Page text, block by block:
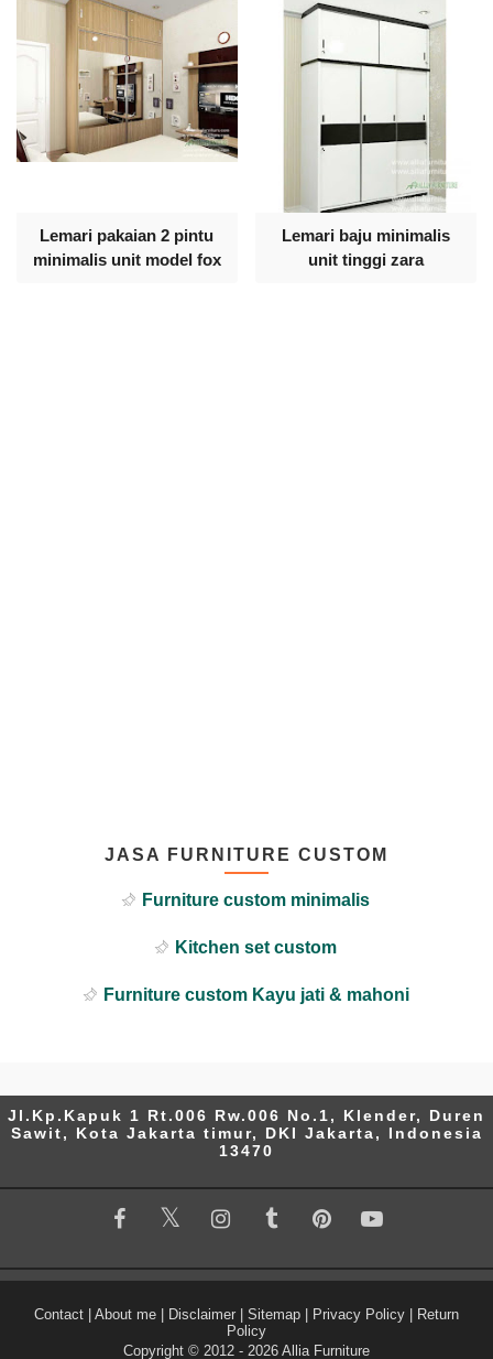
Lemari pakaian 2 pintu
minimalis unit model fox
Lemari baju minimalis
unit tinggi zara
JASA FURNITURE CUSTOM
Furniture custom minimalis
Kitchen set custom
Furniture custom Kayu jati & mahoni
Jl.Kp.Kapuk 1 Rt.006 Rw.006 No.1, Klender, Duren
Sawit, Kota Jakarta timur, DKI Jakarta, Indonesia
13470
Contact About me Disclaimer Sitemap Privacy Policy
Return
Policy
Copyright © 2012 - 2026 Allia Furniture